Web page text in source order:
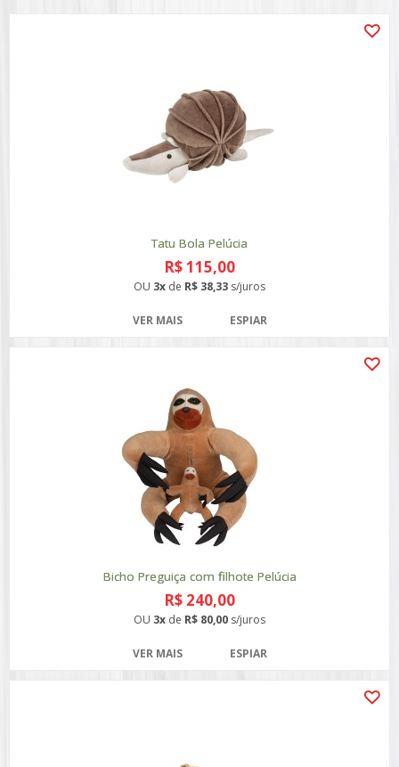
Tatu Bola Pelúcia
R$ 115,00
OU 3x de R$ 38,33 s/juros
VER MAIS ESPIAR
Bicho Preguiça com filhote Pelúcia
R$ 240,00
OU 3x de R$ 80,00 s/juros
VER MAIS ESPIAR